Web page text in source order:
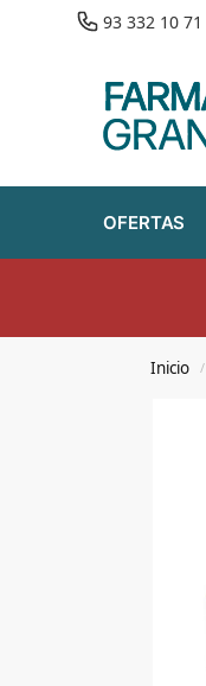
93 332 10 71
OFERTAS
Inicio /